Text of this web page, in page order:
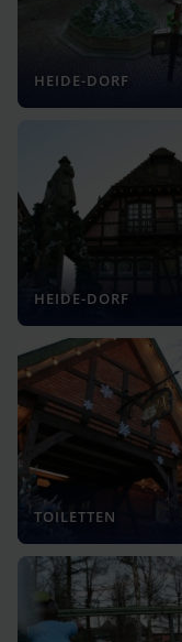
HEIDE-DORF
HEIDE-DORF
TOILETTEN